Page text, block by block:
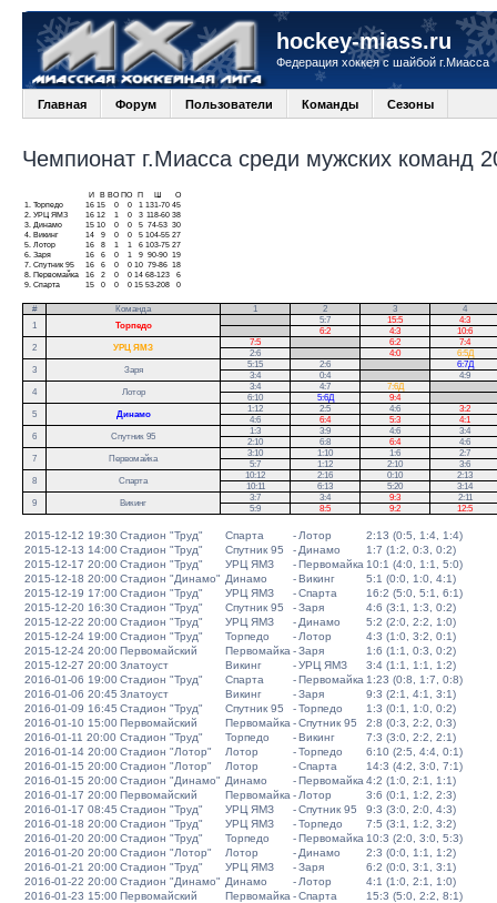
hockey-miass.ru
Федерация хоккея с шайбой г.Миасса
Главная Форум Пользователи Команды Сезоны
Чемпионат г.Миасса среди мужских команд
И В ВО ПО П
О
1.
Торпедо 16 15 0 0 1 131-70 45
2. УРЦ ЯМЗ 16 12 1 0 3 118-60 38
3.
Динамо 15 10 0 0 5 74-53 30
4.
Викинг 14 9 0 0 5 104-55 27
5. Лотор 16 8 1 1 6 103-75 27
6. Заря 16 6 0 1 9 90-90 19
7. Спутник 95 16 6 0 0 10 79-86 18
8.
Первомайка 16 2 0 0 14 68-123
6
9. Спарта 15 0 0 0 15 53-208 0
# Команда 1 2 3
4
1
Торпедо
5:7 15:5
4:3
6:2 4:3
10:6
2
УРЦ ЯМЗ
7:5 6:2
7:4
2:6
4:0
6:5Д
3
Заря
5:15 2:6
6:7Д
3:4
0:4
4:9
4
Лотор
3:4 4:7 7:6Д
6:10
5:6Д 9:4
5
Динамо
1:12 2:5 4:6
3:2
4:6
6:4 5:3
4:1
6
Спутник 95
1:3 3:9 4:6
3:4
2:10
6:8 6:4
4:6
7
Первомайка
3:10 1:10 1:6
2:7
5:7
1:12 2:10
3:6
8
Спарта
10:12 2:16 0:10
2:13
10:11
6:13 5:20
3:14
9
Викинг
3:7 3:4 9:3
2:11
5:9
8:5 9:2 12:5
2015-12-12 19:30Стадион "Труд" Спарта - Лотор
2:13 (0:5, 1:4, 1:4)
2015-12-13 14:00Стадион "Труд" Спутник 95 - Динамо
1:7 (1:2, 0:3, 0:2)
2015-12-17 20:00Стадион "Труд" УРЦ ЯМЗ -Первомайка 10:1 (4:0, 1:1, 5:0)
2015-12-18 20:00Стадион "Динамо" Динамо -Викинг
5:1 (0:0, 1:0, 4:1)
2015-12-19 17:00Стадион "Труд" УРЦ ЯМЗ -Спарта
16:2 (5:0, 5:1, 6:1)
2015-12-20 16:30Стадион "Труд" Спутник 95 -Заря
4:6 (3:1, 1:3, 0:2)
2015-12-22 20:00Стадион "Труд" УРЦ ЯМЗ - Динамо
5:2 (2:0, 2:2, 1:0)
2015-12-24 19:00Стадион "Труд" Торпедо - Лотор
4:3 (1:0, 3:2, 0:1)
2015-12-24 20:00Первомайский Первомайка -Заря
1:6 (1:1, 0:3, 0:2)
2015-12-27 20:00Златоуст Викинг -УРЦ ЯМЗ
3:4 (1:1, 1:1, 1:2)
2016-01-06 19:00Стадион "Труд" Спарта -Первомайка 1:23 (0:8, 1:7, 0:8)
2016-01-06 20:45 Златоуст Викинг -Заря
9:3 (2:1, 4:1, 3:1)
2016-01-09 16:45 Стадион "Труд" Спутник 95 -Торпедо
1:3 (0:1, 1:0, 0:2)
2016-01-10 15:00Первомайский Первомайка -Спутник 95
2:8 (0:3, 2:2, 0:3)
2016-01-11 20:00 Стадион "Труд" Торпедо -Викинг
7:3 (3:0, 2:2, 2:1)
2016-01-14 20:00Стадион "Лотор" Лотор -Торпедо
6:10 (2:5, 4:4, 0:1)
2016-01-15 20:00Стадион "Лотор" Лотор -Спарта
14:3 (4:2, 3:0, 7:1)
2016-01-15 20:00Стадион "Динамо" Динамо -Первомайка 4:2 (1:0, 2:1, 1:1)
2016-01-17 20:00Первомайский Первомайка - Лотор
3:6 (0:1, 1:2, 2:3)
2016-01-17 08:45 Стадион "Труд" УРЦ ЯМЗ -Спутник 95
9:3 (3:0, 2:0, 4:3)
2016-01-18 20:00Стадион "Труд" УРЦ ЯМЗ -Торпедо
7:5 (3:1, 1:2, 3:2)
2016-01-20 20:00Стадион "Труд" Торпедо -Первомайка 10:3 (2:0, 3:0, 5:3)
2016-01-20 20:00Стадион "Лотор" Лотор - Динамо
2:3 (0:0, 1:1, 1:2)
2016-01-21 20:00Стадион "Труд" УРЦ ЯМЗ -Заря
6:2 (0:0, 3:1, 3:1)
2016-01-22 20:00Стадион "Динамо" Динамо - Лотор
4:1 (1:0, 2:1, 1:0)
2016-01-23 15:00Первомайский Первомайка -Спарта
15:3 (5:0, 2:2, 8:1)